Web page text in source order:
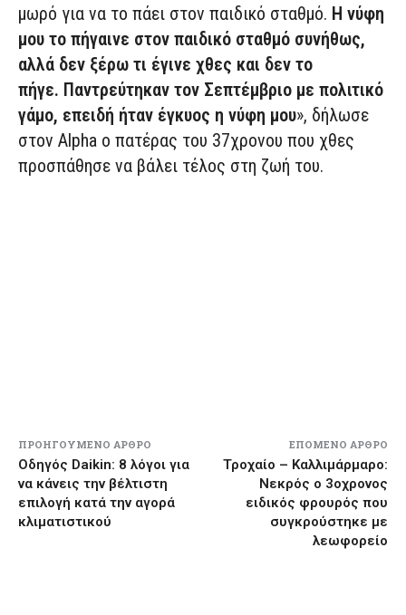
μωρό για να το πάει στον παιδικό σταθμό. Η νύφη
μου το πήγαινε στον παιδικό σταθμό συνήθως,
αλλά δεν ξέρω τι έγινε χθες και δεν το
πήγε. Παντρεύτηκαν τον Σεπτέμβριο με πολιτικό
γάμο, επειδή ήταν έγκυος η νύφη μου», δήλωσε
στον Alpha ο πατέρας του 37χρονου που χθες
προσπάθησε να βάλει τέλος στη ζωή του.
ΠΡΟΗΓΟΎΜΕΝΟ ΆΡΘΡΟ
Οδηγός Daikin: 8 λόγοι για
να κάνεις την βέλτιστη
επιλογή κατά την αγορά
κλιματιστικού
ΕΠΌΜΕΝΟ ΆΡΘΡΟ
Τροχαίο – Καλλιμάρμαρο:
Νεκρός ο 3οχρονος
ειδικός φρουρός που
συγκρούστηκε με
λεωφορείο